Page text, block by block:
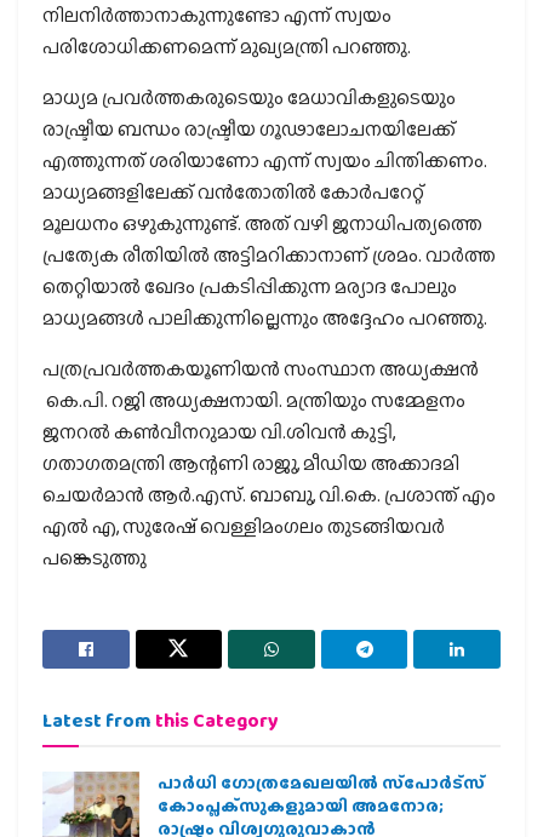
നിലനിര്‍ത്താനാകുന്നുണ്ടോ എന്ന് സ്വയം
പരിശോധിക്കണമെന്ന് മുഖ്യമന്ത്രി പറഞ്ഞു.
മാധ്യമ പ്രവര്‍ത്തകരുടെയും മേധാവികളുടെയും
രാഷ്ട്രീയ ബന്ധം രാഷ്ട്രീയ ഗൂഢാലോചനയിലേക്ക്
എത്തുന്നത് ശരിയാണോ എന്ന് സ്വയം ചിന്തിക്കണം.
മാധ്യമങ്ങളിലേക്ക് വന്‍തോതില്‍ കോര്‍പറേറ്റ്
മൂലധനം ഒഴുകുന്നുണ്ട്. അത് വഴി ജനാധിപത്യത്തെ
പ്രത്യേക രീതിയില്‍ അട്ടിമറിക്കാനാണ് ശ്രമം. വാര്‍ത്ത
തെറ്റിയാല്‍ ഖേദം പ്രകടിപ്പിക്കുന്ന മര്യാദ പോലും
മാധ്യമങ്ങള്‍ പാലിക്കുന്നില്ലെന്നും അദ്ദേഹം പറഞ്ഞു.
പത്രപ്രവര്‍ത്തകയൂണിയന്‍ സംസ്ഥാന അധ്യക്ഷന്‍
കെ.പി. റജി അധ്യക്ഷനായി. മന്ത്രിയും സമ്മേളനം
ജനറല്‍ കണ്‍വീനറുമായ വി.ശിവന്‍ കുട്ടി,
ഗതാഗതമന്ത്രി ആന്റണി രാജു, മീഡിയ അക്കാദമി
ചെയര്‍മാന്‍ ആര്‍.എസ്. ബാബു, വി.കെ. പ്രശാന്ത് എം
എല്‍ എ, സുരേഷ് വെള്ളിമംഗലം തുടങ്ങിയവര്‍
പങ്കെടുത്തു
Latest from this Category
പാര്‍ധി ഗോത്രമേഖലയില്‍ സ്‌പോര്‍ട്‌സ്
കോംപ്ലക്‌സുകളുമായി അമനോര;
രാഷ്ട്രം വിശ്വഗുരുവാകാന്‍